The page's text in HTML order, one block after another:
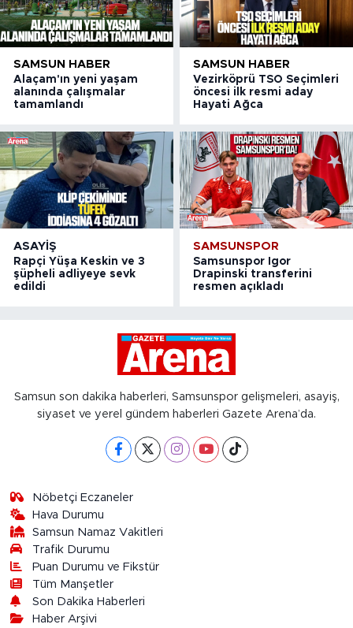
SAMSUN HABER
Alaçam'ın yeni yaşam
alanında çalışmalar
tamamlandı
SAMSUN HABER
Vezirköprü TSO Seçimleri
öncesi ilk resmi aday
Hayati Ağca
ASAYIŞ
Rapçi Yüşa Keskin ve 3
şüpheli adliyeye sevk
edildi
SAMSUNSPOR
Samsunspor Igor
Drapinski transferini
resmen açıkladı
Samsun son dakika haberleri, Samsunspor gelişmeleri, asayiş,
siyaset ve yerel gündem haberleri Gazete Arena’da.
Nöbetçi Eczaneler
Hava Durumu
Samsun Namaz Vakitleri
Trafik Durumu
Puan Durumu ve Fikstür
Tüm Manşetler
Son Dakika Haberleri
Haber Arşivi